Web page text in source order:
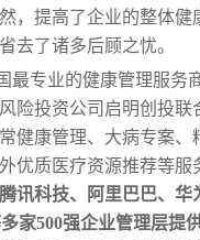
，提高了企业的整体健
去了诸多后顾之忧。
最专业的健康管理服务
险投资公司启明创投联
健康管理、大病专案、
优质医疗资源推荐等服
讯科技、阿里巴巴、华
家500强企业管理层提